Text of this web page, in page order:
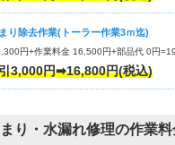
り除去作業(トーラー作業3ｍ迄)
円+作業料金 16,500円+部品代 0円
3,000円➡16,800円(税込)
まり・水漏れ修理の作業